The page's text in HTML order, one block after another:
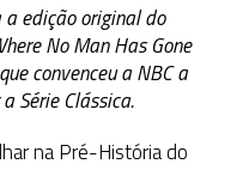
a edição original do
No Man Has Gone
convenceu a NBC a
Série Clássica.
na Pré-História do